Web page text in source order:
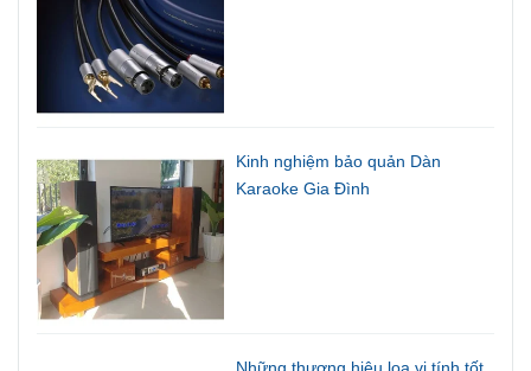
Kinh nghiệm bảo quản Dàn
Karaoke Gia Đình